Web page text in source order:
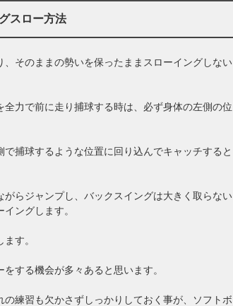
スロー方法
そのままの勢いを保ったままスローイングしない
力で前に走り捕球する時は、必ず身体の左側の位
捕球するような位置に回り込んでキャッチすると
らジャンプし、バックスイングは大きく取らない
ングします。
す。
する機会が多々あると思います。
練習も欠かさずしっかりしておく事が、ソフトボ